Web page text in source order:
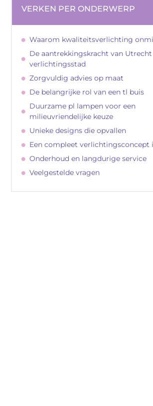
VERKEN PER ONDERWERP
Waarom kwaliteitsverlichting
De aantrekkingskracht van Utrecht
verlichtingsstad
Zorgvuldig advies op maat
De belangrijke rol van een tl buis
Duurzame pl lampen voor een
milieuvriendelijke keuze
Unieke designs die opvallen
Een compleet verlichtingsconcept
Onderhoud en langdurige service
Veelgestelde vragen